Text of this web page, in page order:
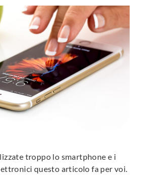
troppo lo smartphone e i
questo articolo fa per voi.